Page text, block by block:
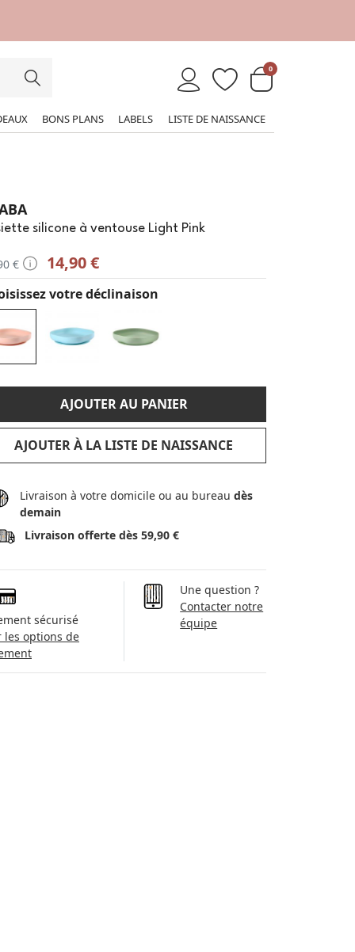
0
BONS PLANS LABELS LISTE DE NAISSANCE
silicone à ventouse Light Pink
€ 14,90 €
votre déclinaison
AJOUTER AU PANIER
AJOUTER À LA LISTE DE NAISSANCE
Livraison à votre domicile ou au bureaudès
demain
Livraison offerte dès 59,90 €
sécurisé
les options de
Une question ?
Contacter notre
équipe